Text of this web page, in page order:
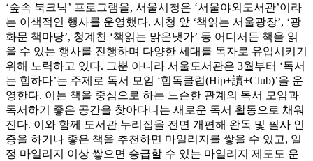
‘숲속 북크닉’ 프로그램을, 서울시청은 ‘서울야외도서관’이라
는 이색적인 행사를 운영했다. 시청 앞 ‘책읽는 서울광장’, ‘광
화문 책마당’, 청계천 ‘책읽는 맑은냇가’ 등 어디서든 책을 읽
을 수 있는 행사를 진행하며 다양한 세대를 독자로 유입시키기
위해 노력하고 있다. 그뿐 아니라 서울도서관은 3월부터 ‘독서
는 힙하다’는 주제로 독서 모임 ‘힙독클럽(Hip+讀+Club)’을 운
영한다. 이는 책을 중심으로 하는 느슨한 관계의 독서 모임과
독서하기 좋은 공간을 찾아다니는 새로운 독서 활동으로 채워
진다. 이와 함께 도서관 누리집을 전면 개편해 완독 및 필사 인
증을 하거나 좋은 책을 추천하면 마일리지를 쌓을 수 있고, 일
정 마일리지 이상 쌓으면 승급할 수 있는 마일리지 제도도 운